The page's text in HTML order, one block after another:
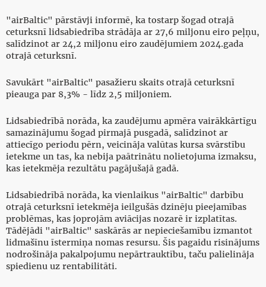
"airBaltic" pārstāvji informē, ka tostarp šogad otrajā
ceturksnī lidsabiedrība strādāja ar 27,6 miljonu eiro peļņu,
salīdzinot ar 24,2 miljonu eiro zaudējumiem 2024.gada
otrajā ceturksnī.
Savukārt "airBaltic" pasažieru skaits otrajā ceturksnī
pieauga par 8,3% - līdz 2,5 miljoniem.
Lidsabiedrībā norāda, ka zaudējumu apmēra vairākkārtīgu
samazinājumu šogad pirmajā pusgadā, salīdzinot ar
attiecīgo periodu pērn, veicināja valūtas kursa svārstību
ietekme un tas, ka nebija paātrinātu nolietojuma izmaksu,
kas ietekmēja rezultātu pagājušajā gadā.
Lidsabiedrībā norāda, ka vienlaikus "airBaltic" darbību
otrajā ceturksnī ietekmēja ieilgušās dzinēju pieejamības
problēmas, kas joprojām aviācijas nozarē ir izplatītas.
Tādējādi "airBaltic" saskārās ar nepieciešamību izmantot
lidmašīnu īstermiņa nomas resursu. Šis pagaidu risinājums
nodrošināja pakalpojumu nepārtrauktību, taču palielināja
spiedienu uz rentabilitāti.